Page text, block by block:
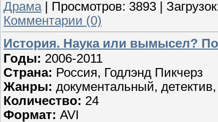
Драма | Просмотров: 3893 |
Комментарии (0)
История. Наука или вымысел?
Годы: 2006-2011
Страна: Россия, Годлэнд Пикчерз
Жанры: документальный,
Количество: 24
Формат: AVI